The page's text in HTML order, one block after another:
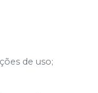
de uso;